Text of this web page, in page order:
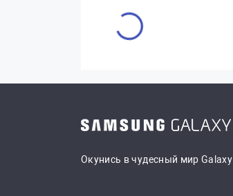
Окунись в чудесный мир Galaxy